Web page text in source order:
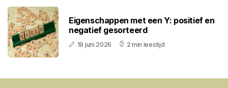
Eigenschappen met een Y: positief en
negatief gesorteerd
19 juni 2026 2 min leestijd